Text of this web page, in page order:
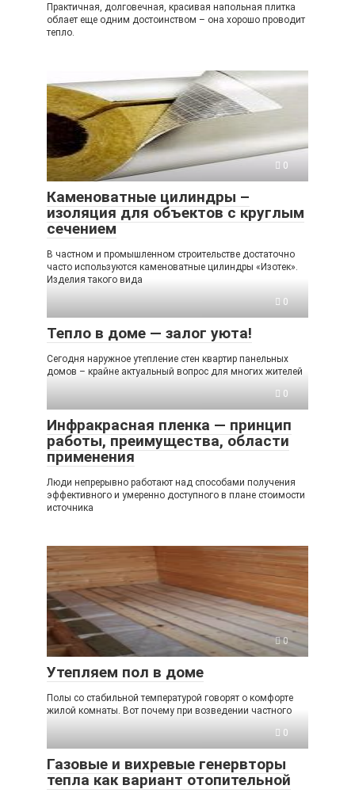
Практичная, долговечная, красивая напольная плитка
облает еще одним достоинством – она хорошо проводит
тепло.
0
Каменоватные цилиндры –
изоляция для объектов с круглым
сечением
В частном и промышленном строительстве достаточно
часто используются каменоватные цилиндры «Изотек».
Изделия такого вида
0
Тепло в доме — залог уюта!
Сегодня наружное утепление стен квартир панельных
домов – крайне актуальный вопрос для многих жителей
0
Инфракрасная пленка — принцип
работы, преимущества, области
применения
Люди непрерывно работают над способами получения
эффективного и умеренно доступного в плане стоимости
источника
0
Утепляем пол в доме
Полы со стабильной температурой говорят о комфорте
жилой комнаты. Вот почему при возведении частного
0
Газовые и вихревые генервторы
тепла как вариант отопительной